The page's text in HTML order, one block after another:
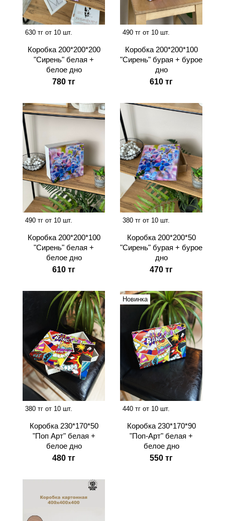
630 тг от 10 шт.
Коробка 200*200*200
"Сирень" белая +
белое дно
780 тг
490 тг от 10 шт.
Коробка 200*200*100
"Сирень" бурая + бурое
дно
610 тг
490 тг от 10 шт.
Коробка 200*200*100
"Сирень" белая +
белое дно
610 тг
380 тг от 10 шт.
Коробка 200*200*50
"Сирень" бурая + бурое
дно
470 тг
380 тг от 10 шт.
Коробка 230*170*50
"Поп Арт" белая +
белое дно
480 тг
440 тг от 10 шт.
Новинка
Коробка 230*170*90
"Поп-Арт" белая +
белое дно
550 тг